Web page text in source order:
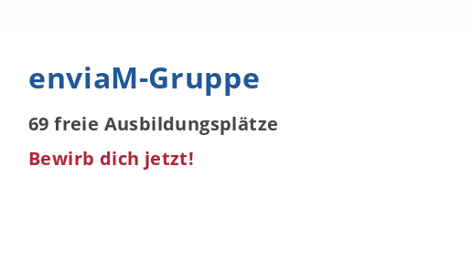
enviaM-Gruppe
69 freie Ausbildungsplätze
Bewirb dich jetzt!